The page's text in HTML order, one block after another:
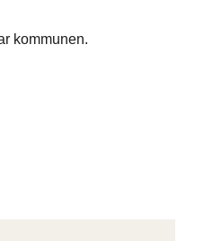
kommunen.